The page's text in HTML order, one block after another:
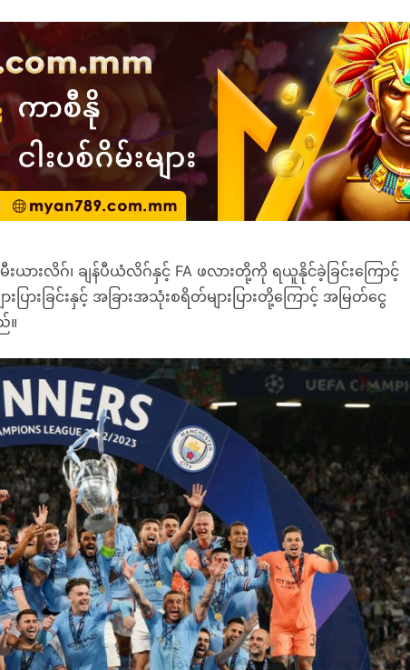
ယားလိဂ်၊ ချန်ပီယံလိဂ်နှင့် FA ဖလားတို့ကို ရယူနိုင်ခဲ့ခြင်းကြောင့်
ြားခြင်းနှင့် အခြားအသုံးစရိတ်များပြားတို့ကြောင့် အမြတ်ငွေ
။